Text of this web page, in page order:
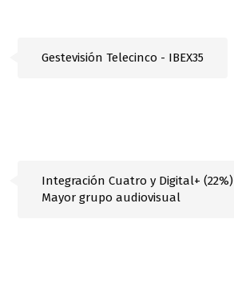
Gestevisión Telecinco - IBEX35
Integración Cuatro y Digital+ (22%)
Mayor grupo audiovisual